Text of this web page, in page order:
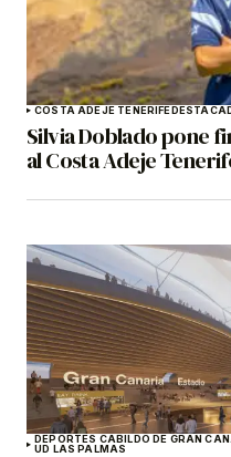
COSTA ADEJE TENERIFE
Silvia Doblado pone
al Costa Adeje
DEPORTES CABILDO DE GRAN
UD LAS PALMAS